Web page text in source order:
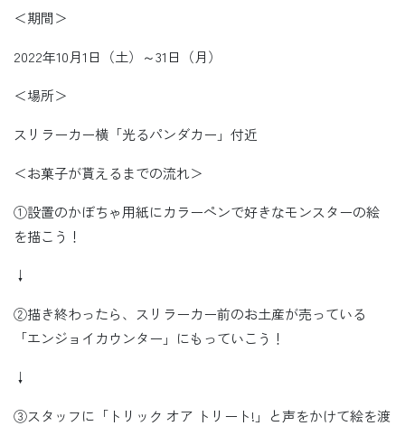
＜期間＞
2022年10月1日（土）～31日（月）
＜場所＞
スリラーカー横「光るパンダカー」付近
＜お菓子が貰えるまでの流れ＞
①設置のかぼちゃ用紙にカラーペンで好きなモンスターの絵
を描こう！
↓
②描き終わったら、スリラーカー前のお土産が売っている
「エンジョイカウンター」にもっていこう！
↓
③スタッフに「トリック オア トリート!」と声をかけて絵を渡